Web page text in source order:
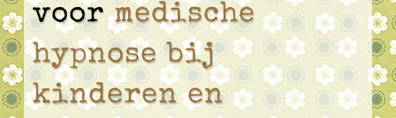
voormedische
hypnose bij
kinderen en